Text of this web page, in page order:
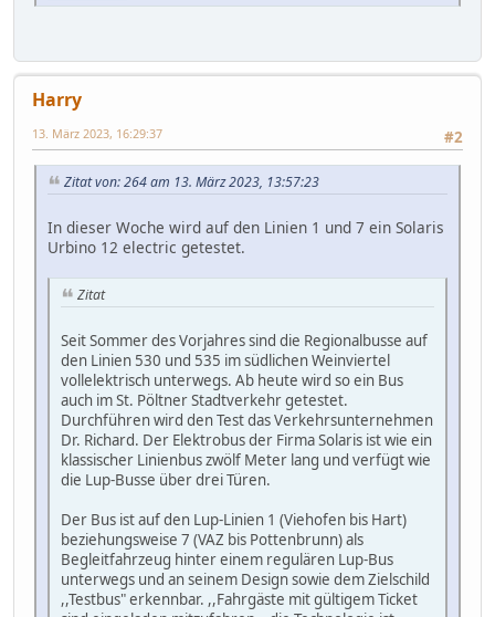
Harry
#2
13. März 2023, 16:29:37
Zitat von: 264 am 13. März 2023, 13:57:23
In dieser Woche wird auf den Linien 1 und 7 ein Solaris
Urbino 12 electric getestet.
Zitat
Seit Sommer des Vorjahres sind die Regionalbusse auf
den Linien 530 und 535 im südlichen Weinviertel
vollelektrisch unterwegs. Ab heute wird so ein Bus
auch im St. Pöltner Stadtverkehr getestet.
Durchführen wird den Test das Verkehrsunternehmen
Dr. Richard. Der Elektrobus der Firma Solaris ist wie ein
klassischer Linienbus zwölf Meter lang und verfügt wie
die Lup-Busse über drei Türen.
Der Bus ist auf den Lup-Linien 1 (Viehofen bis Hart)
beziehungsweise 7 (VAZ bis Pottenbrunn) als
Begleitfahrzeug hinter einem regulären Lup-Bus
unterwegs und an seinem Design sowie dem Zielschild
,,Testbus" erkennbar. ,,Fahrgäste mit gültigem Ticket